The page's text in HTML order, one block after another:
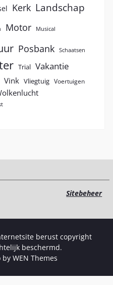
Kerk Landschap
Motor Musical
Posbank Schaatsen
Trial Vakantie
Vink Vliegtuig Voertuigen
Sitebeheer
berust copyright
beschermd.
by WEN Themes